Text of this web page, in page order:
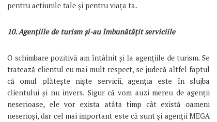
pentru actiunile tale și pentru viața ta.
10. Agențiile de turism și-au îmbunătățit serviciile
O schimbare pozitivă am întâlnit și la agențiile de turism. Se
tratează clientul cu mai mult respect, se judecă altfel faptul
că omul plătește niște servicii, agenția este în slujba
clientului și nu invers. Sigur că vom auzi mereu de agenții
neserioase, ele vor exista atâta timp cât există oameni
neserioși, dar cel mai important este că sunt și agenții MEGA